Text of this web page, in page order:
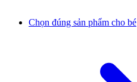
Chọn đúng sản phẩm cho bé